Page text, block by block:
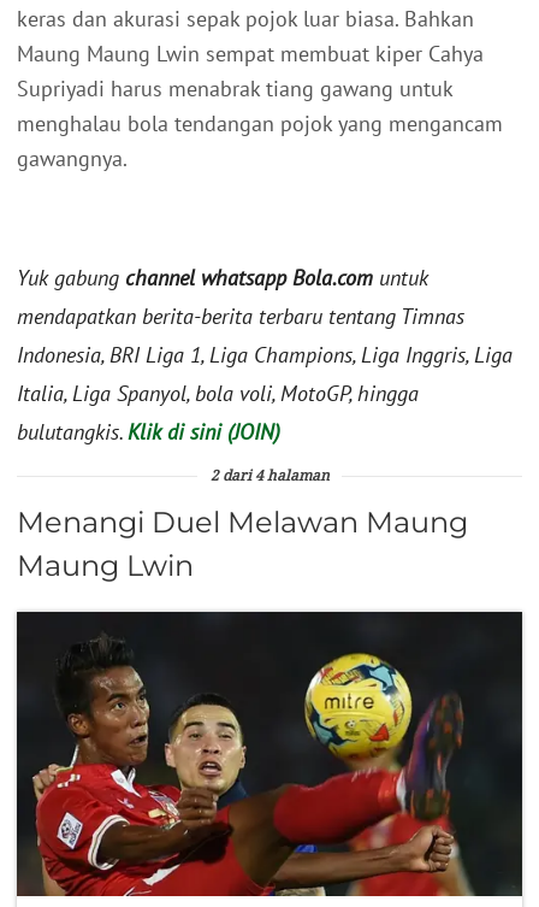
keras dan akurasi sepak pojok luar biasa. Bahkan
Maung Maung Lwin sempat membuat kiper Cahya
Supriyadi harus menabrak tiang gawang untuk
menghalau bola tendangan pojok yang mengancam
gawangnya.
Yuk gabung channel whatsapp Bola.com untuk
mendapatkan berita-berita terbaru tentang Timnas
Indonesia, BRI Liga 1, Liga Champions, Liga Inggris, Liga
Italia, Liga Spanyol, bola voli, MotoGP, hingga
bulutangkis.Klik di sini (JOIN)
2 dari 4 halaman
Menangi Duel Melawan Maung
Maung Lwin